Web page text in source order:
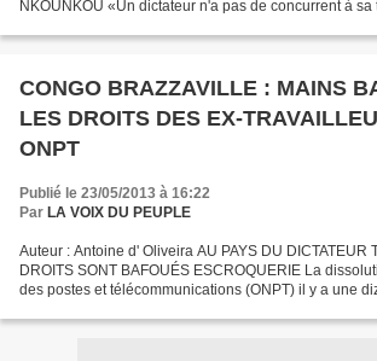
NKOUNKOU «Un dictateur n'a pas de concurrent à
CONGO BRAZZAVILLE : MAINS
LES DROITS DES EX-
ONPT
Publié le 23/05/2013 à 16:22
Par LA VOIX DU PEUPLE
Auteur : Antoine d' Oliveira AU PAYS DU DICTATEUR
DROITS SONT BAFOUÉS ESCROQUERIE La
des postes et télécommunications (ONPT) il y a une